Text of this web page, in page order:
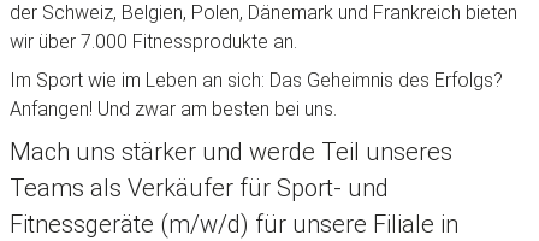
der Schweiz, Belgien, Polen, Dänemark und Frankreich bieten
wir über 7.000 Fitnessprodukte an.
Im Sport wie im Leben an sich: Das Geheimnis des Erfolgs?
Anfangen! Und zwar am besten bei uns.
Mach uns stärker und werde Teil unseres
Teams als Verkäufer für Sport- und
Fitnessgeräte (m/w/d) für unsere Filiale in